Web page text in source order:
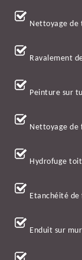
Nettoyage de
Ravalement
Peinture sur
Nettoyage de
Hydrofuge
Etanchéité
Enduit sur